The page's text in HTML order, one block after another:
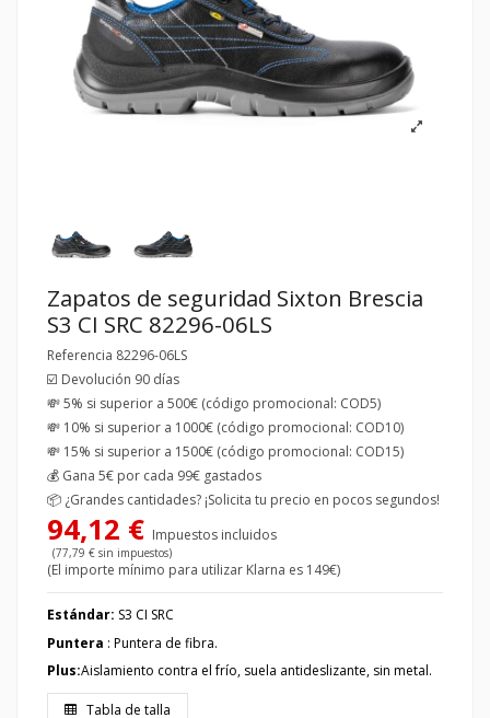
Zapatos de seguridad Sixton Brescia
S3 CI SRC 82296-06LS
Referencia 82296-06LS
☑️ Devolución 90 días
💸 5% si superior a 500€ (código promocional: COD5)
💸 10% si superior a 1000€ (código promocional: COD10)
💸 15% si superior a 1500€ (código promocional: COD15)
💰 Gana 5€ por cada 99€ gastados
📦 ¿Grandes cantidades? ¡Solicita tu precio en pocos segundos!
94,12 € Impuestos incluidos
(77,79 € sin impuestos)
(El importe mínimo para utilizar Klarna es 149€)
Estándar: S3 CI SRC
Puntera : Puntera de fibra.
Plus:Aislamiento contra el frío, suela antideslizante, sin metal.
Tabla de talla